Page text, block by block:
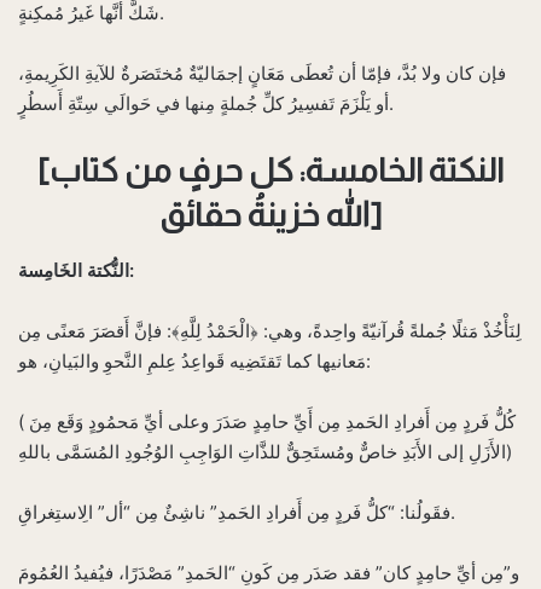
شَكَّ أنَّها غَيرُ مُمكِنةٍ.
فإن كان ولا بُدَّ، فإمّا أن تُعطَى مَعَانٍ إجمَاليّةٌ مُختَصَرةٌ للآيةِ الكَرِيمةِ،
أو يَلْزَمَ تَفسِيرُ كلِّ جُملةٍ مِنها في حَوالَي سِتّةِ أَسطُرٍ.
[النكتة الخامسة: كل حرفٍ من كتاب
الله خزينةُ حقائق]
النُّكتة الخَامِسة:
لِنَأْخُذْ مَثلًا جُملةً قُرآنيّةً واحِدةً، وهي: ﴿الْحَمْدُ لِلَّهِ﴾: فإنَّ أَقصَرَ مَعنًى مِن
مَعانيها كما تَقتَضِيه قَواعِدُ عِلمِ النَّحوِ والبَيانِ، هو:
( كُلُّ فَردٍ مِن أَفرادِ الحَمدِ مِن أَيِّ حامِدٍ صَدَرَ وعلى أيِّ مَحمُودٍ وَقَع مِنَ
الأَزَلِ إلى الأَبَدِ خاصٌّ ومُستَحِقٌّ للذَّاتِ الوَاجِبِ الوُجُودِ المُسَمَّى باللهِ)‌
فقَولُنا: “كلُّ فَردٍ مِن أَفرادِ الحَمدِ” ناشِئٌ مِن “أل” الِاستِغراقِ.
و”مِن أيِّ حامِدٍ كان” فقد صَدَر مِن كَونِ “الحَمدِ” مَصْدَرًا، فيُفيدُ العُمُومَ